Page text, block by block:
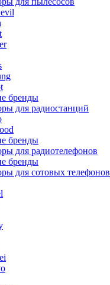
бренды
для радиостанций
бренды
для радиотелефонов
бренды
для сотовых телефонов